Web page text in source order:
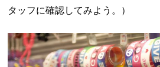
タッフに確認してみよう。）